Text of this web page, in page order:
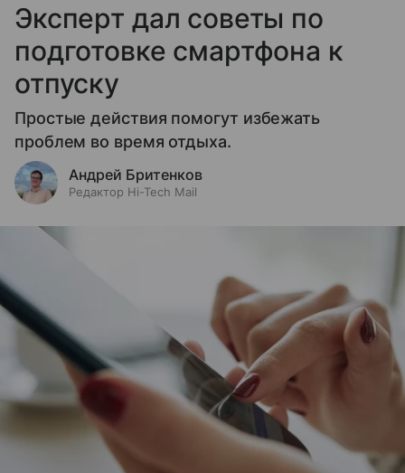
Эксперт дал советы по
подготовке смартфона к
отпуску
Простые действия помогут избежать
проблем во время отдыха.
Андрей Бритенков
Редактор Hi-Tech Mail